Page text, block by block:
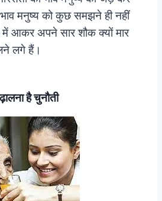
मनुष्य को कुछ समझने ही नहीं
आकर अपने सार शौक क्यों मार
लगे हैं।
है चुनौती